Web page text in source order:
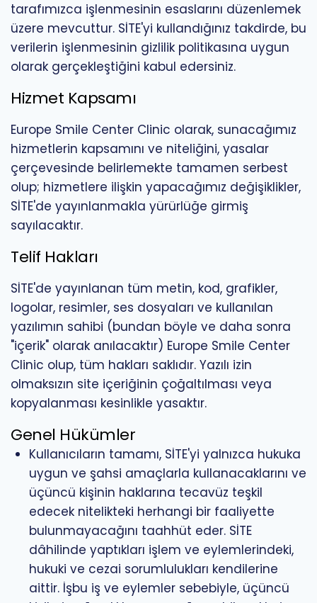
tarafımızca işlenmesinin esaslarını düzenlemek
üzere mevcuttur. SİTE'yi kullandığınız takdirde, bu
verilerin işlenmesinin gizlilik politikasına uygun
olarak gerçekleştiğini kabul edersiniz.
Hizmet Kapsamı
Europe Smile Center Clinic olarak, sunacağımız
hizmetlerin kapsamını ve niteliğini, yasalar
çerçevesinde belirlemekte tamamen serbest
olup; hizmetlere ilişkin yapacağımız değişiklikler,
SİTE'de yayınlanmakla yürürlüğe girmiş
sayılacaktır.
Telif Hakları
SİTE'de yayınlanan tüm metin, kod, grafikler,
logolar, resimler, ses dosyaları ve kullanılan
yazılımın sahibi (bundan böyle ve daha sonra
"içerik" olarak anılacaktır) Europe Smile Center
Clinic olup, tüm hakları saklıdır. Yazılı izin
olmaksızın site içeriğinin çoğaltılması veya
kopyalanması kesinlikle yasaktır.
Genel Hükümler
Kullanıcıların tamamı, SİTE'yi yalnızca hukuka
uygun ve şahsi amaçlarla kullanacaklarını ve
üçüncü kişinin haklarına tecavüz teşkil
edecek nitelikteki herhangi bir faaliyette
bulunmayacağını taahhüt eder. SİTE
dâhilinde yaptıkları işlem ve eylemlerindeki,
hukuki ve cezai sorumlulukları kendilerine
aittir. İşbu iş ve eylemler sebebiyle, üçüncü